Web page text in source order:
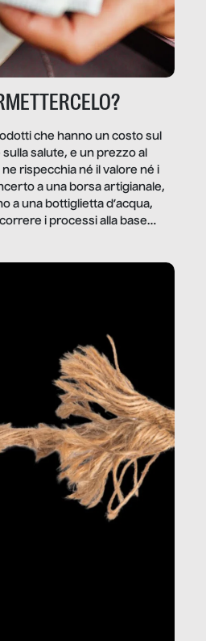
che hanno un costo sul
salute, e un prezzo al
rispecchia né il valore né i
a una borsa artigianale,
a una bottiglietta d’acqua,
i processi alla base
che fanno la nostra vita